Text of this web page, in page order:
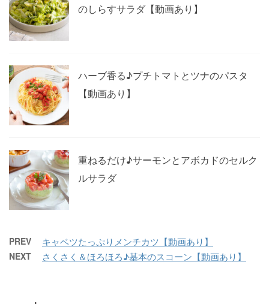
のしらすサラダ【動画あり】
ハーブ香る♪プチトマトとツナのパスタ
【動画あり】
重ねるだけ♪サーモンとアボカドのセルク
ルサラダ
PREV キャベツたっぷりメンチカツ【動画あり】
NEXT さくさく＆ほろほろ♪基本のスコーン【動画あり】